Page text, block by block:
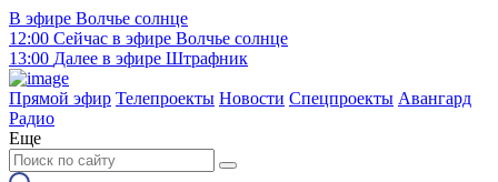
В эфире Волчье солнце
12:00 Сейчас в эфире Волчье солнце
13:00 Далее в эфире Штрафник
Прямой эфир Телепроекты Новости Спецпроекты Авангард
Радио
Еще